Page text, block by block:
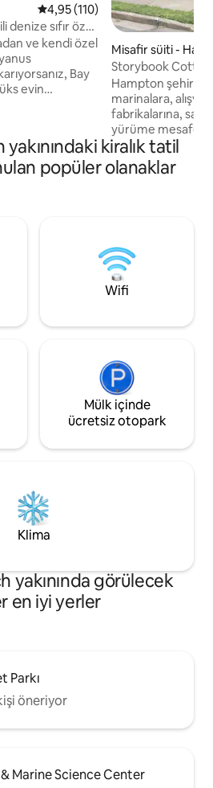
5 üzerinden ortalama 4,95
4,95 (110)
denize sıfır özel
ve kendi özel
Bay
evin
jakuzide bir
şefin mutfağında
veya hepsi
sizi
Misafir süiti -
Storybook
Hampton şehir
marinalara,
fabrikalarına,
yürüme
Plajlara, NASA/
Hampton
Williamsburg ve
seyahate
Ücretsiz kahve,
rezervasyonu
kendi kendine
kiralık tatil
popüler olanaklar
Wifi
Mülk içinde
ücretsiz otopark
Klima
yakınında görülecek
en iyi yerler
Parkı
öneriyor
Marine Science Center